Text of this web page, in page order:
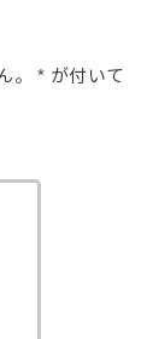
。 * が付いて